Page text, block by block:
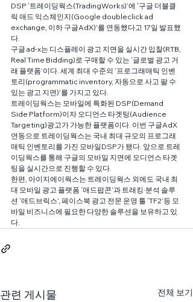
DSP ‘트레이딩웍스(TradingWorks)’에 ‘구글 더블클
릭 애드 익스체인지(Google doubleclick ad
exchange, 이하 구글AdX)’를 연동했다고 17일 발표했
다.
구글 ad-x는 디스플레이 광고 지면을 실시간 입찰(RTB,
Real Time Bidding)로 구매할 수 있는 ‘글로벌 광고 거
래 플랫폼’이다. 세계 최대 수준의 ‘프로그래매틱 인벤
토리(programmatic inventory, 자동으로 사고 팔 수
있는 광고 지면)’를 가지고 있다.
트레이딩웍스는 모바일에 특화된 DSP(Demand
Side Platform)이자 오디언스 타겟팅(Audience
Targeting)광고가 가능한 플랫폼이다. 이번 구글AdX
연동으로 트레이딩웍스는 국내 최대 규모의 프로그래
매틱 인벤토리를 가진 모바일DSP가 됐다. 앞으로 트레
이딩웍스를 통해 구글의 모바일 지면에 오디언스 타겟
팅을 실시간으로 진행할 수 있다.
한편, 아이지에이웍스는 트레이딩웍스 외에도 국내 최
대 모바일 광고 플랫폼 ‘애드팝콘’과 트래킹·분석 솔루
션 ‘애드브릭스’, 페이스북 광고 전문 운영 툴 ‘TF2’등 모
바일 비즈니스에 필요한 다양한 솔루션을 보유하고 있
다.
관련 게시물 전체 보기